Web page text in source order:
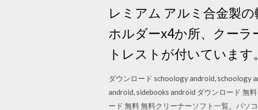
レミアム アルミ合金製
ホルダーx4か所、クー
トレストが付いています。
ダウンロード schoology android, schoology
android, sidebooks android ダウンロード 無
ード 無料 無料クリーナーソフト一覧。パソ